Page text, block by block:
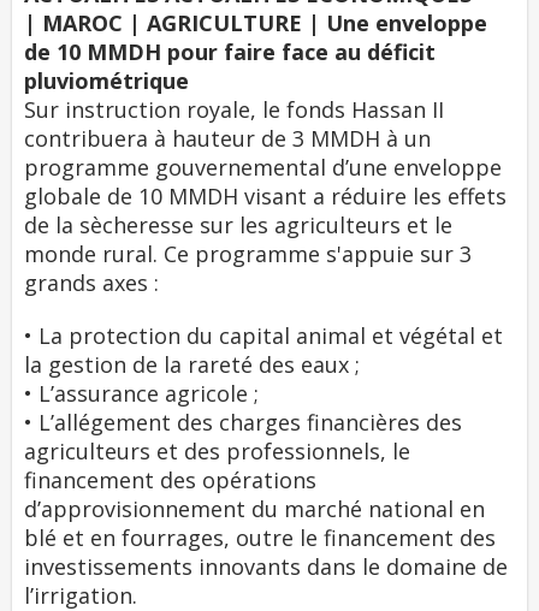
| MAROC | AGRICULTURE | Une enveloppe
de 10 MMDH pour faire face au déficit
pluviométrique
Sur instruction royale, le fonds Hassan II
contribuera à hauteur de 3 MMDH à un
programme gouvernemental d’une enveloppe
globale de 10 MMDH visant a réduire les effets
de la sècheresse sur les agriculteurs et le
monde rural. Ce programme s'appuie sur 3
grands axes :
• La protection du capital animal et végétal et
la gestion de la rareté des eaux ;
• L’assurance agricole ;
• L’allégement des charges financières des
agriculteurs et des professionnels, le
financement des opérations
d’approvisionnement du marché national en
blé et en fourrages, outre le financement des
investissements innovants dans le domaine de
l’irrigation.